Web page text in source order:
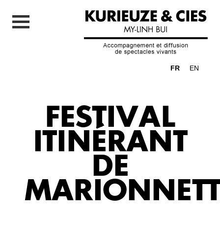
FR EN
FESTIVAL
ITINÉRANT
DE